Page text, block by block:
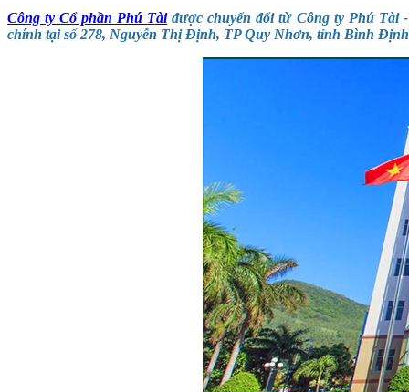
Công ty Cổ phần Phú Tàiđược chuyển đổi từ Công ty Phú Tài -
chính tại số 278, Nguyễn Thị Định, TP Quy Nhơn, tỉnh Bình